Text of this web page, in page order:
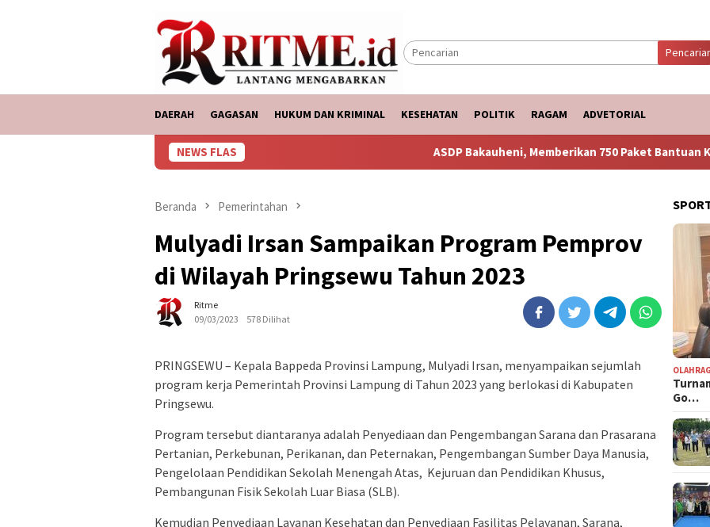
DAERAH GAGASAN HUKUM DAN KRIMINAL KESEHATAN POLITIK RAGAM ADVETORIAL
NEWS FLAS ASDP Bakauheni, Memberikan 750 Paket Bantuan Ke Korban Banjir
Beranda Pemerintahan
Mulyadi Irsan Sampaikan Program Pemprov
di Wilayah Pringsewu Tahun 2023
Ritme
09/03/2023
578 Dilihat
PRINGSEWU – Kepala Bappeda Provinsi Lampung, Mulyadi Irsan, menyampaikan sejumlah
program kerja Pemerintah Provinsi Lampung di Tahun 2023 yang berlokasi di Kabupaten
Pringsewu.
Program tersebut diantaranya adalah Penyediaan dan Pengembangan Sarana dan Prasarana
Pertanian, Perkebunan, Perikanan, dan Peternakan, Pengembangan Sumber Daya Manusia,
Pengelolaan Pendidikan Sekolah Menengah Atas, Kejuruan dan Pendidikan Khusus,
Pembangunan Fisik Sekolah Luar Biasa (SLB).
Kemudian Penyediaan Layanan Kesehatan dan Penyediaan Fasilitas Pelayanan, Sarana,
Go…